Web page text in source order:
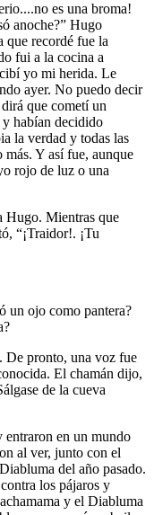
es una broma!
anoche?” Hugo
que recordé fue la
fui a la cocina a
yo mi herida. Le
ayer. No puedo decir
que cometí un
y habían decidido
la verdad y todas las
más. Y así fue, aunque
rojo de luz o una
Hugo. Mientras que
“¡Traidor!. ¡Tu
un ojo como pantera?
De pronto, una voz fue
El chamán dijo,
de la cueva
entraron en un mundo
al ver, junto con el
del año pasado.
los pájaros y
y el Diabluma